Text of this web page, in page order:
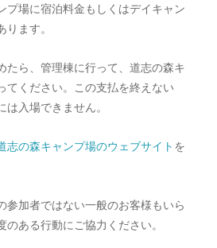
プ場に宿泊料金もしくはデイキャン
ます。
たら、管理棟に行って、道志の森キ
てください。この支払を終えない
入場できません。
志の森キャンプ場のウェブサイト を
参加者ではない一般のお客様もいら
ある行動にご協力ください。